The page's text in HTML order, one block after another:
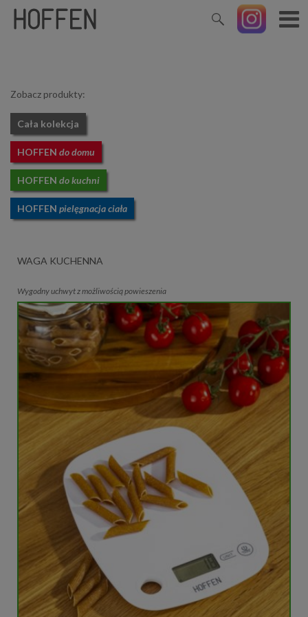
Zobacz produkty:
Cała kolekcja
HOFFEN do domu
HOFFEN do kuchni
HOFFEN pielęgnacja ciała
WAGA KUCHENNA
Wygodny uchwyt z możliwością powieszenia